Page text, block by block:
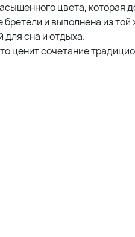
цвета, которая
и выполнена из той
для сна и отдыха.
ценит сочетание